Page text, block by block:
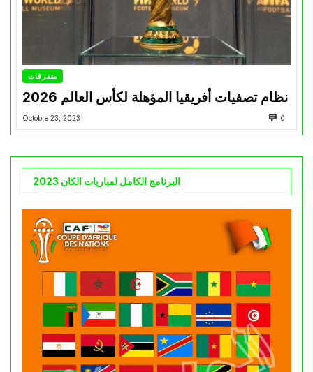
متفرقات
نظام تصفيات أفريقيا المؤهلة لكأس العالم 2026
Octobre 23, 2023 0
البرنامج الكامل لمباريات الكان 2023